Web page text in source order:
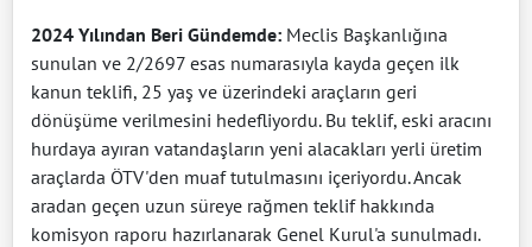
2024 Yılından Beri Gündemde: Meclis Başkanlığına
sunulan ve 2/2697 esas numarasıyla kayda geçen ilk
kanun teklifi, 25 yaş ve üzerindeki araçların geri
dönüşüme verilmesini hedefliyordu. Bu teklif, eski aracını
hurdaya ayıran vatandaşların yeni alacakları yerli üretim
araçlarda ÖTV'den muaf tutulmasını içeriyordu. Ancak
aradan geçen uzun süreye rağmen teklif hakkında
komisyon raporu hazırlanarak Genel Kurul'a sunulmadı.